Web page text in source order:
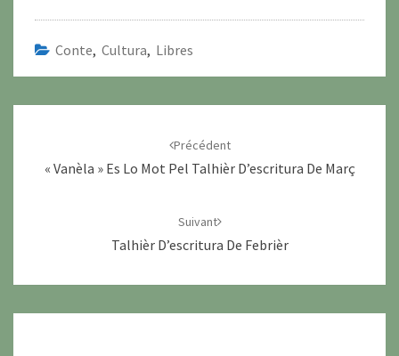
Conte, Cultura, Libres
Précédent
« Vanèla » Es Lo Mot Pel Talhièr D’escritura De Març
Suivant
Talhièr D’escritura De Febrièr